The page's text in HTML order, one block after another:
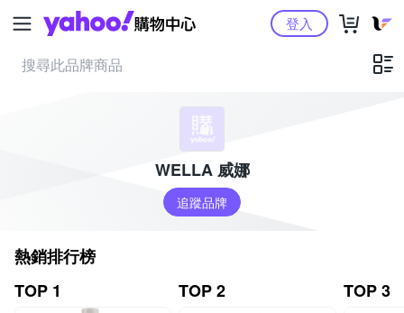
Yahoo購物中心登入
WELLA 威娜
追蹤品牌
熱銷排行榜
TOP 1
TOP 2 TOP 3